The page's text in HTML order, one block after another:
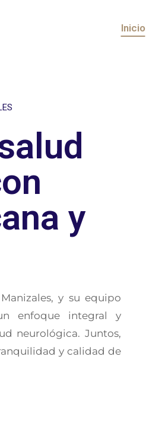
Inicio
y
y su equipo
enfoque integral y
neurológica. Juntos,
y calidad de